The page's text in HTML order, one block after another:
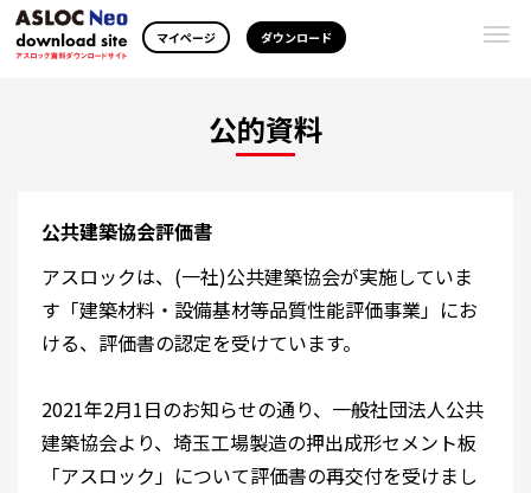
マイページ ダウンロード
公的資料
公共建築協会評価書
アスロックは、(一社)公共建築協会が実施していま
す「建築材料・設備基材等品質性能評価事業」にお
ける、評価書の認定を受けています。
2021年2月1日のお知らせの通り、一般社団法人公共
建築協会より、埼玉工場製造の押出成形セメント板
「アスロック」について評価書の再交付を受けまし